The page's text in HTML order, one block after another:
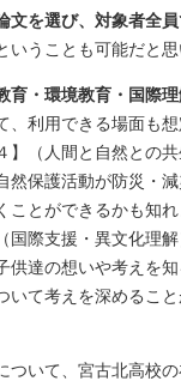
文を選び、対象者全
いうことも可能だと思
育・環境教育・国際
、利用できる場面も
】（人間と自然との
然保護活動が防災・
ことができるかも知れ
国際支援・異文化理
供達の想いや考えを
いて考えを深めるこ
ついて、宮古北高校